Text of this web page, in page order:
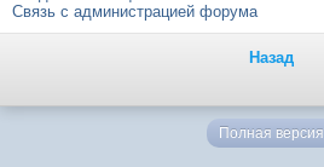
Связь с администрацией форума
Назад
Полная версия